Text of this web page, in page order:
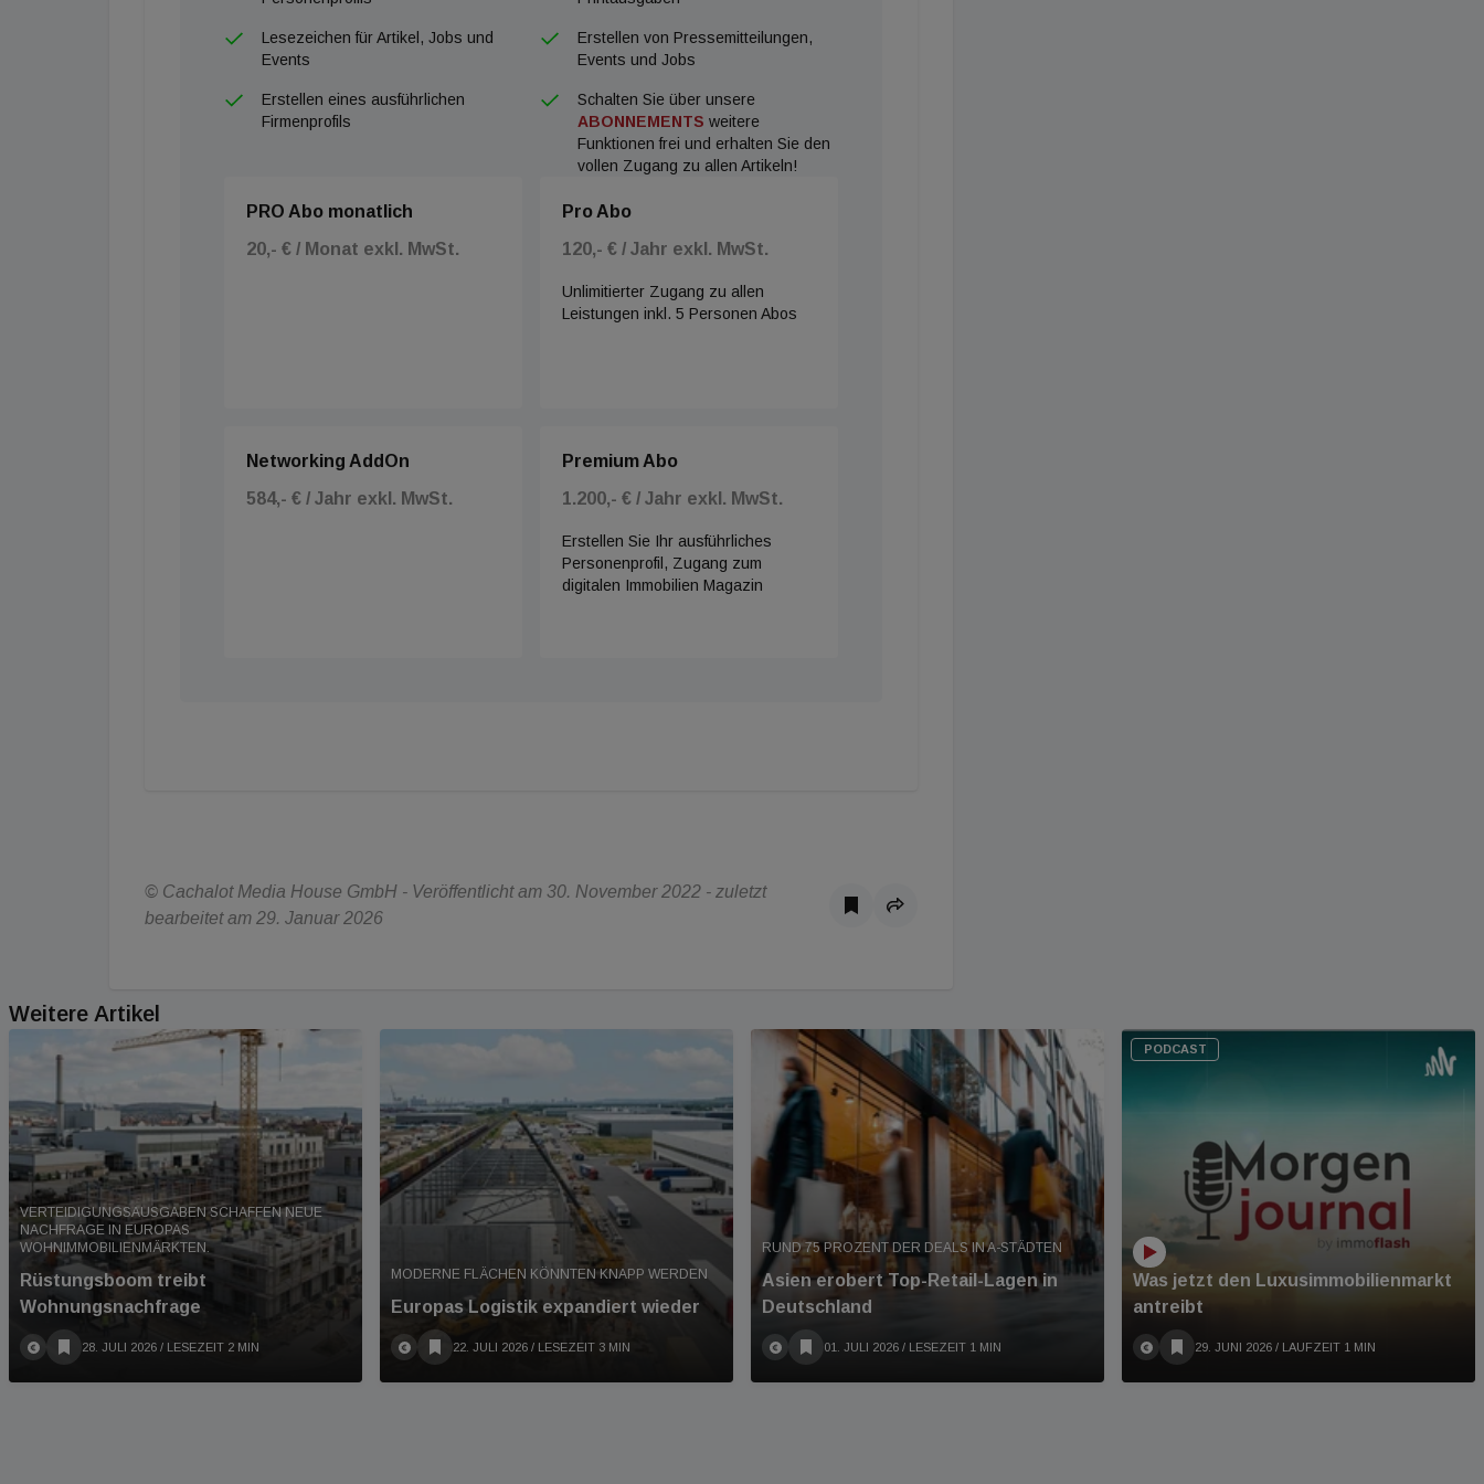
Lesezeichen für Artikel, Jobs und
Events
Erstellen von Pressemitteilungen,
Events und Jobs
Erstellen eines ausführlichen
Firmenprofils
Schalten Sie über unsere
ABONNEMENTS weitere
Funktionen frei und erhalten Sie den
vollen Zugang zu allen Artikeln!
PRO Abo monatlich
20,- € / Monat exkl. MwSt.
Pro Abo
120,- € / Jahr exkl. MwSt.
Unlimitierter Zugang zu allen
Leistungen inkl. 5 Personen Abos
Networking AddOn
584,- € / Jahr exkl. MwSt.
Premium Abo
1.200,- € / Jahr exkl. MwSt.
Erstellen Sie Ihr ausführliches
Personenprofil, Zugang zum
digitalen Immobilien Magazin
© Cachalot Media House GmbH - Veröffentlicht am 30. November 2022 - zuletzt
bearbeitet am 29. Januar 2026
Weitere Artikel
VERTEIDIGUNGSAUSGABEN SCHAFFEN NEUE
NACHFRAGE IN EUROPAS
WOHNIMMOBILIENMÄRKTEN.
Rüstungsboom treibt
Wohnungsnachfrage
28. JULI 2026 / LESEZEIT 2 MIN
MODERNE FLÄCHEN KÖNNTEN KNAPP WERDEN
Europas Logistik expandiert wieder
22. JULI 2026 / LESEZEIT 3 MIN
RUND 75 PROZENT DER DEALS IN A-STÄDTEN
Asien erobert Top-Retail-Lagen in
Deutschland
01. JULI 2026 / LESEZEIT 1 MIN
PODCAST
Was jetzt den Luxusimmobilienmarkt
antreibt
29. JUNI 2026 / LAUFZEIT 1 MIN